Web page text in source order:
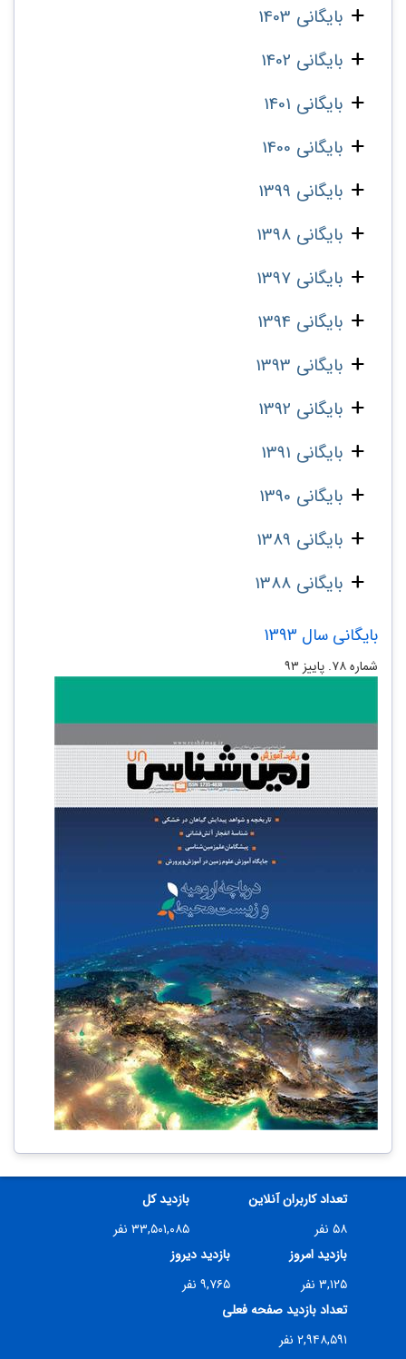
بایگانی 1403
بایگانی 1402
بایگانی 1401
بایگانی 1400
بایگانی 1399
بایگانی 1398
بایگانی 1397
بایگانی 1394
بایگانی 1393
بایگانی 1392
بایگانی 1391
بایگانی 1390
بایگانی 1389
بایگانی 1388
بایگانی سال 1393
شماره ۷۸. پاییز ۹۳
تعداد کاربران آنلاین
۵۸ نفر
بازدید کل
۳۳,۵۰۱,۰۸۵ نفر
بازدید امروز
۳,۱۲۵ نفر
بازدید دیروز
۹,۷۶۵ نفر
تعداد بازدید صفحه فعلی
۲,۹۴۸,۵۹۱ نفر